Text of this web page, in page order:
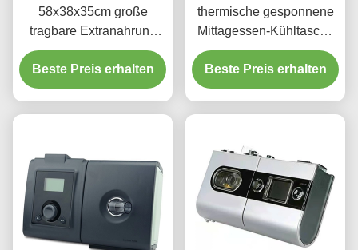
58x38x35cm große
tragbare Extranahrung
isolierte Taschen-
Offsetdruck
Beste Preis erhalten
thermische gesponnene
Mittagessen-Kühltasche
des Film-40L für die
Hitze-Bewahrungs-kalte
große Kapazität
Beste Preis erhalten